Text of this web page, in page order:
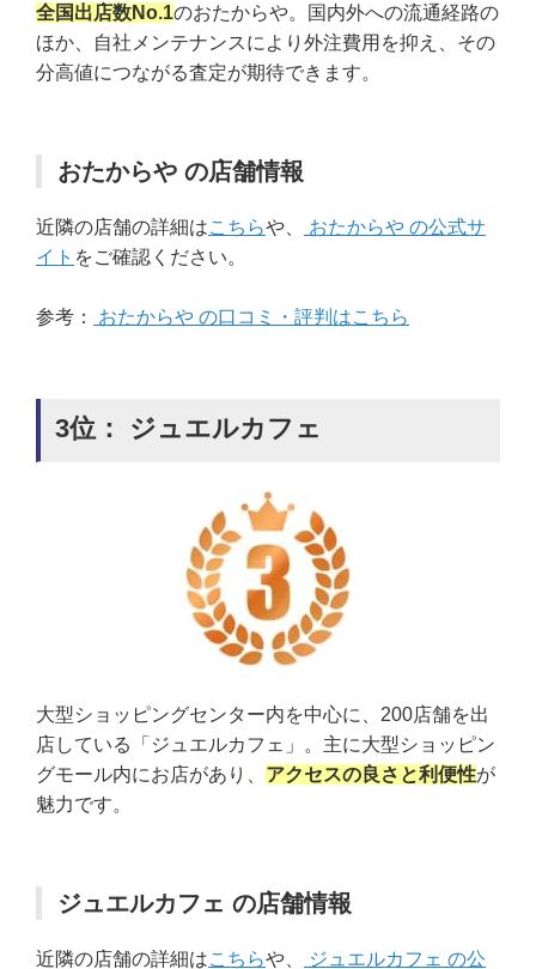
全国出店数No.1のおたからや。国内外への流通経路の
ほか、自社メンテナンスにより外注費用を抑え、その
分高値につながる査定が期待できます。
おたからや の店舗情報
近隣の店舗の詳細はこちらや、
おたからや の公式サ
イト をご確認ください。
参考： おたからや の口コミ・評判はこちら
3位： ジュエルカフェ
大型ショッピングセンター内を中心に、200店舗を出
店している「ジュエルカフェ」。主に大型ショッピン
グモール内にお店があり、 アクセスの良さと利便性が
魅力です。
ジュエルカフェ の店舗情報
近隣の店舗の詳細はこちらや、 ジュエルカフェ の公